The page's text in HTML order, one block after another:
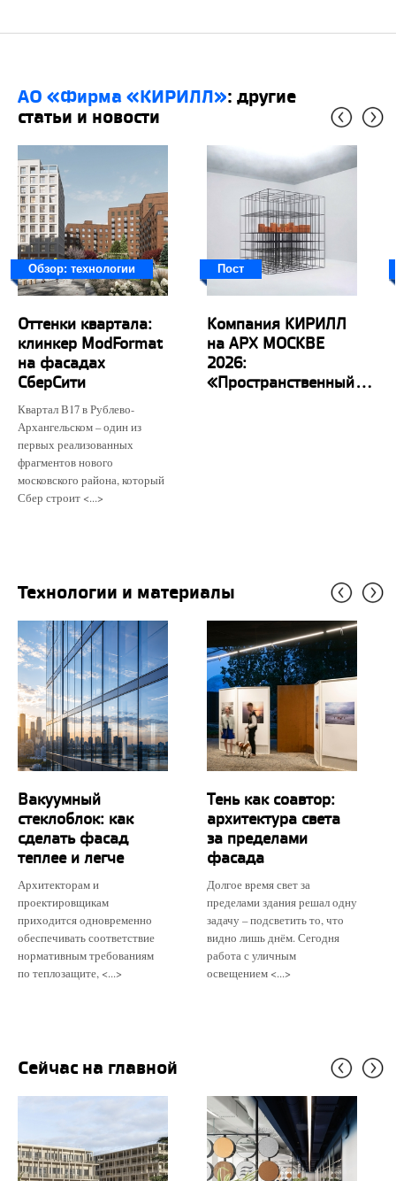
АО «Фирма «КИРИЛЛ»: другие
статьи и новости
Обзор: технологии
Оттенки квартала:
клинкер ModFormat
на фасадах
СберСити
Квартал В17 в Рублево-
Архангельском – один из
первых реализованных
фрагментов нового
московского района, который
Сбер строит <...>
Пост
Компания КИРИЛЛ
на АРХ МОСКВЕ
2026:
«Пространственный...
Технологии и материалы
Вакуумный
стеклоблок: как
сделать фасад
теплее и легче
Архитекторам и
проектировщикам
приходится одновременно
обеспечивать соответствие
нормативным требованиям
по теплозащите, <...>
Тень как соавтор:
архитектура света
за пределами
фасада
Долгое время свет за
пределами здания решал одну
задачу – подсветить то, что
видно лишь днём. Сегодня
работа с уличным
освещением <...>
Сейчас на главной